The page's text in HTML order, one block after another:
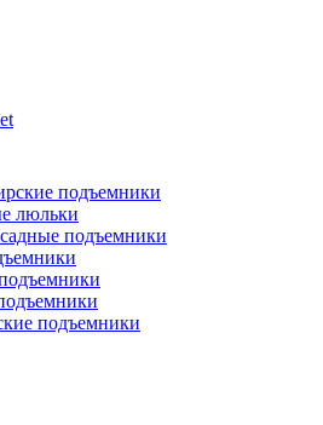
подъемники
люльки
подъемники
подъемники